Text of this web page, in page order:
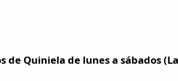
de Quiniela de lunes a sábados